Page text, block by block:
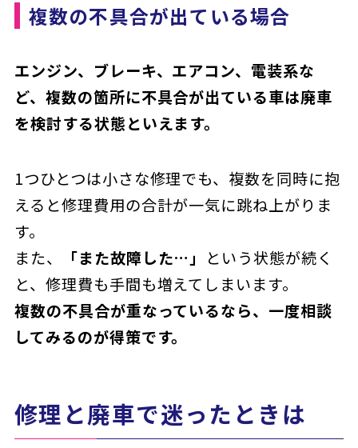
複数の不具合が出ている場合
エンジン、ブレーキ、エアコン、電装系な
ど、複数の箇所に不具合が出ている車は廃車
を検討する状態といえます。
1つひとつは小さな修理でも、複数を同時に抱
えると修理費用の合計が一気に跳ね上がりま
す。
また、
「また故障した…」
という状態が続く
と、修理費も手間も増えてしまいます。
複数の不具合が重なっているなら、一度相談
してみるのが得策です。
修理と廃車で迷ったときは